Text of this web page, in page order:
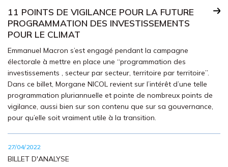
11 POINTS DE VIGILANCE POUR LA FUTURE
PROGRAMMATION DES INVESTISSEMENTS
POUR LE CLIMAT
Emmanuel Macron s’est engagé pendant la campagne
électorale à mettre en place une “programmation des
investissements , secteur par secteur, territoire par territoire”.
Dans ce billet, Morgane NICOL revient sur l’intérêt d’une telle
programmation pluriannuelle et pointe de nombreux points de
vigilance, aussi bien sur son contenu que sur sa gouvernance,
pour qu’elle soit vraiment utile à la transition.
27/04/2022
BILLET D'ANALYSE